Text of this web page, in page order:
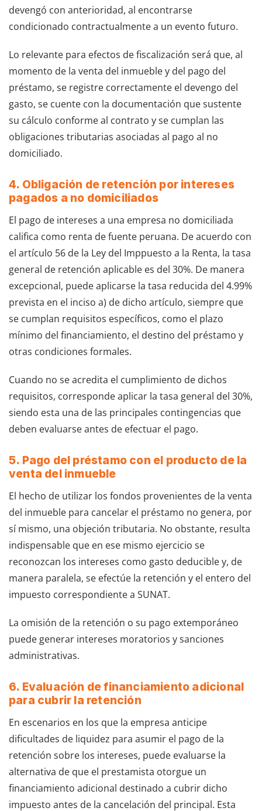
devengó con anterioridad, al encontrarse
condicionado contractualmente a un evento futuro.
Lo relevante para efectos de fiscalización será que, al
momento de la venta del inmueble y del pago del
préstamo, se registre correctamente el devengo del
gasto, se cuente con la documentación que sustente
su cálculo conforme al contrato y se cumplan las
obligaciones tributarias asociadas al pago al no
domiciliado.
4. Obligación de retención por intereses
pagados a no domiciliados
El pago de intereses a una empresa no domiciliada
califica como renta de fuente peruana. De acuerdo con
el artículo 56 de la Ley del Imppuesto a la Renta, la tasa
general de retención aplicable es del 30%. De manera
excepcional, puede aplicarse la tasa reducida del 4.99%
prevista en el inciso a) de dicho artículo, siempre que
se cumplan requisitos específicos, como el plazo
mínimo del financiamiento, el destino del préstamo y
otras condiciones formales.
Cuando no se acredita el cumplimiento de dichos
requisitos, corresponde aplicar la tasa general del 30%,
siendo esta una de las principales contingencias que
deben evaluarse antes de efectuar el pago.
5. Pago del préstamo con el producto de la
venta del inmueble
El hecho de utilizar los fondos provenientes de la venta
del inmueble para cancelar el préstamo no genera, por
sí mismo, una objeción tributaria. No obstante, resulta
indispensable que en ese mismo ejercicio se
reconozcan los intereses como gasto deducible y, de
manera paralela, se efectúe la retención y el entero del
impuesto correspondiente a SUNAT.
La omisión de la retención o su pago extemporáneo
puede generar intereses moratorios y sanciones
administrativas.
6. Evaluación de financiamiento adicional
para cubrir la retención
En escenarios en los que la empresa anticipe
dificultades de liquidez para asumir el pago de la
retención sobre los intereses, puede evaluarse la
alternativa de que el prestamista otorgue un
financiamiento adicional destinado a cubrir dicho
impuesto antes de la cancelación del principal. Esta